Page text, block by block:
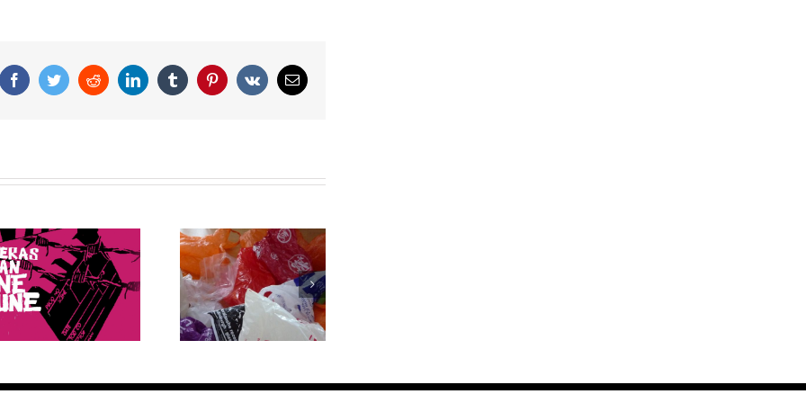
FacebookTwitterRedditLinkedInTumblrPinterestVk
Correo
Bolsas de plástico: 5
datos que debes
saber sobre su
producción y
consumo
¿Cuáles fueron las
reacciones en el
mundo ante el retiro
de EE.UU. del
Acuerdo de París?